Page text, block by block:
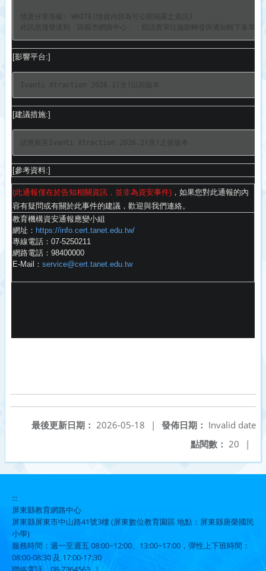
情資分享等級: WHITE(情資內容為可公開揭露之資訊)
此訊息僅發送到「區縣市網路中心」，
[影響平台:]
Ivanti Xtraction 2026.1(含)以前版本
[建議措施:]
請更新至Ivanti Xtraction 2026.2(含)之後版本
[參考資料:]
(此通報僅在於告知相關資訊，並非為資安事件) ， 如果您對此通報的內
容有疑問或有關於此事件的建議， 歡迎與我們連絡。
教育機構資安通報應變小組
網址： https://info.cert.tanet.edu.tw/
專線電話：07-5250211
網路電話：98400000
E-Mail： service@cert.tanet.edu.tw
發佈日期： Invalid date
最後更新日期： 2026-05-18
|
點閱數： 20 |
:::
屏東縣教育網路中心
屏東縣屏東市中山路41號3樓 (屏東數位教育園區 地點：屏東縣唐榮國民
小學)
服務時間：週一至週五 08:00~12:00、13:00~17:00，彈性上下班時間：
08:00-08:30 及 17:00-17:30